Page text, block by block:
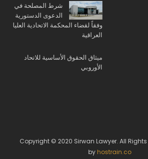
شرط المصلحة في
الدعوى الدستورية
وفقاً لقضاء المحكمة الاتحادية العليا
العراقية
ميثاق الحقوق الأساسية للاتحاد
الأوروبي
Copyright © 2020 Sirwan Lawyer. All
by hostrain.co